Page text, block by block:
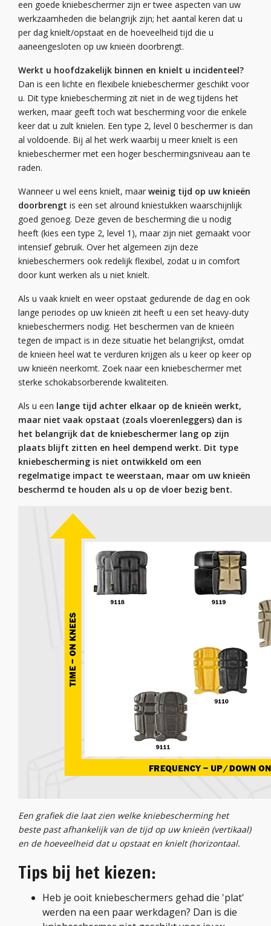
een goede kniebeschermer zijn er twee aspecten van uw
werkzaamheden die belangrijk zijn; het aantal keren dat u
per dag knielt/opstaat en de hoeveelheid tijd die u
aaneengesloten op uw knieën doorbrengt.
Werkt u hoofdzakelijk binnen en knielt u incidenteel?
Dan is een lichte en flexibele kniebeschermer geschikt voor
u. Dit type kniebescherming zit niet in de weg tijdens het
werken, maar geeft toch wat bescherming voor die enkele
keer dat u zult knielen. Een type 2, level 0 beschermer is dan
al voldoende. Bij al het werk waarbij u meer knielt is een
kniebeschermer met een hoger beschermingsniveau aan te
raden.
Wanneer u wel eens knielt, maar weinig tijd op uw knieën
doorbrengt is een set alround kniestukken waarschijnlijk
goed genoeg. Deze geven de bescherming die u nodig
heeft (kies een type 2, level 1), maar zijn niet gemaakt voor
intensief gebruik. Over het algemeen zijn deze
kniebeschermers ook redelijk flexibel, zodat u in comfort
door kunt werken als u niet knielt.
Als u vaak knielt en weer opstaat gedurende de dag en ook
lange periodes op uw knieën zit heeft u een set heavy-duty
kniebeschermers nodig. Het beschermen van de knieën
tegen de impact is in deze situatie het belangrijkst, omdat
de knieën heel wat te verduren krijgen als u keer op keer op
uw knieën neerkomt. Zoek naar een kniebeschermer met
sterke schokabsorberende kwaliteiten.
Als u een lange tijd achter elkaar op de knieën werkt,
maar niet vaak opstaat (zoals vloerenleggers) dan is
het belangrijk dat de kniebeschermer lang op zijn
plaats blijft zitten en heel dempend werkt. Dit type
kniebescherming is niet ontwikkeld om een
regelmatige impact te weerstaan, maar om uw knieën
beschermd te houden als u op de vloer bezig bent.
Een grafiek die laat zien welke kniebescherming het
beste past afhankelijk van de tijd op uw knieën (vertikaal)
en de hoeveelheid dat u opstaat en knielt (horizontaal.
Tips bij het kiezen:
Heb je ooit kniebeschermers gehad die 'plat'
werden na een paar werkdagen? Dan is die